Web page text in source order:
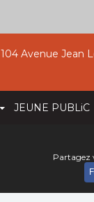
JEUNE PUBLiC
104 Avenue Jean
Partagez